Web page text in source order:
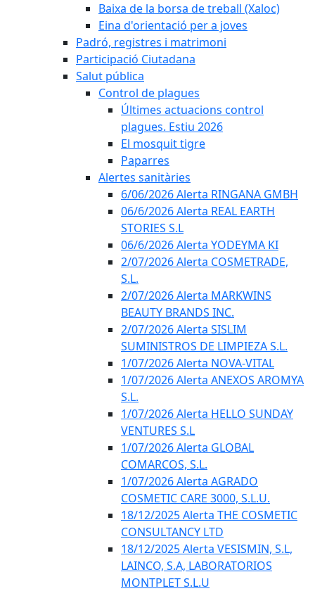
Baixa de la borsa de treball (Xaloc)
Eina d'orientació per a joves
Padró, registres i matrimoni
Participació Ciutadana
Salut pública
Control de plagues
Últimes actuacions control
plagues. Estiu 2026
El mosquit tigre
Paparres
Alertes sanitàries
6/06/2026 Alerta RINGANA GMBH
06/6/2026 Alerta REAL EARTH
STORIES S.L
06/6/2026 Alerta YODEYMA KI
2/07/2026 Alerta COSMETRADE,
S.L.
2/07/2026 Alerta MARKWINS
BEAUTY BRANDS INC.
2/07/2026 Alerta SISLIM
SUMINISTROS DE LIMPIEZA S.L.
1/07/2026 Alerta NOVA-VITAL
1/07/2026 Alerta ANEXOS AROMYA
S.L.
1/07/2026 Alerta HELLO SUNDAY
VENTURES S.L
1/07/2026 Alerta GLOBAL
COMARCOS, S.L.
1/07/2026 Alerta AGRADO
COSMETIC CARE 3000, S.L.U.
18/12/2025 Alerta THE COSMETIC
CONSULTANCY LTD
18/12/2025 Alerta VESISMIN, S.L,
LAINCO, S.A, LABORATORIOS
MONTPLET S.L.U